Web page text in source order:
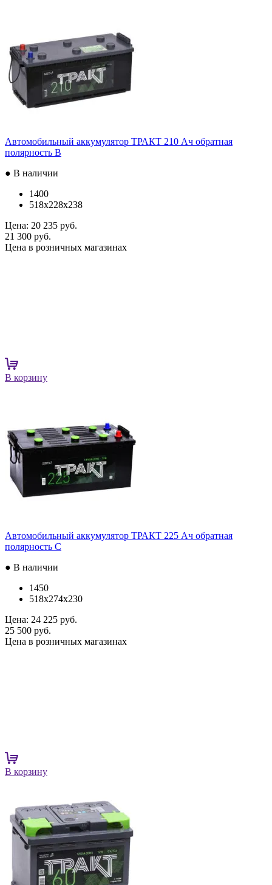
Автомобильный аккумулятор ТРАКТ 210 Ач обратная
полярность B
● В наличии
1400
518x228x238
Цена: 20 235 руб.
21 300 руб.
Цена в розничных магазинах
В корзину
Автомобильный аккумулятор ТРАКТ 225 Ач обратная
полярность C
● В наличии
1450
518x274x230
Цена: 24 225 руб.
25 500 руб.
Цена в розничных магазинах
В корзину